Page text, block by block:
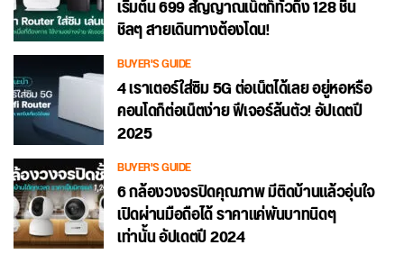
เริ่มต้น 699 สัญญาณเน็ตก็ทั่วถึง 128 ชิ้น
ชิลๆ สายเดินทางต้องโดน!
BUYER'S GUIDE
4 เราเตอร์ใส่ซิม 5G ต่อเน็ตได้เลย อยู่หอหรือ
คอนโดก็ต่อเน็ตง่าย ฟีเจอร์ล้นตัว! อัปเดตปี
2025
BUYER'S GUIDE
6 กล้องวงจรปิดคุณภาพ มีติดบ้านแล้วอุ่นใจ
เปิดผ่านมือถือได้ ราคาแค่พันบาทนิดๆ
เท่านั้น อัปเดตปี 2024